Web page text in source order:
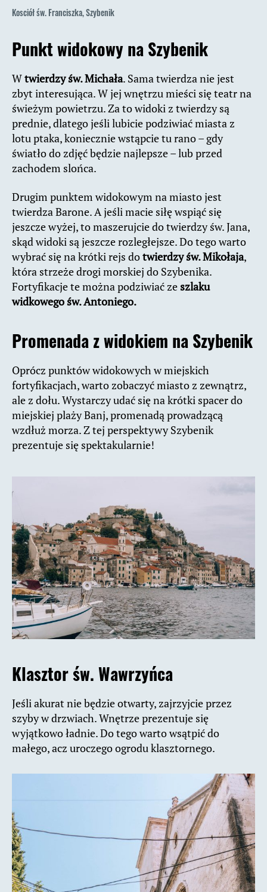
Kosciół św. Franciszka, Szybenik
Punkt widokowy na Szybenik
Wtwierdzy św. Michała. Sama twierdza nie jest
zbyt interesująca. W jej wnętrzu mieści się teatr na
świeżym powietrzu. Za to widoki z twierdzy są
prednie, dlatego jeśli lubicie podziwiać miasta z
lotu ptaka, koniecznie wstąpcie tu rano – gdy
światło do zdjęć będzie najlepsze – lub przed
zachodem slońca.
Drugim punktem widokowym na miasto jest
twierdza Barone. A jeśli macie siłę wspiąć się
jeszcze wyżej, to maszerujcie do twierdzy św. Jana,
skąd widoki są jeszcze rozległejsze. Do tego warto
wybrać się na krótki rejs dotwierdzy św. Mikołaja,
która strzeże drogi morskiej do Szybenika.
Fortyfikacje te można podziwiać zeszlaku
widkowego św. Antoniego.
Promenada z widokiem na Szybenik
Oprócz punktów widokowych w miejskich
fortyfikacjach, warto zobaczyć miasto z zewnątrz,
ale z dołu. Wystarczy udać się na krótki spacer do
miejskiej plaży Banj, promenadą prowadzącą
wzdłuż morza. Z tej perspektywy Szybenik
prezentuje się spektakularnie!
Klasztor św. Wawrzyńca
Jeśli akurat nie będzie otwarty, zajrzyjcie przez
szyby w drzwiach. Wnętrze prezentuje się
wyjątkowo ładnie. Do tego warto wsątpić do
małego, acz uroczego ogrodu klasztornego.